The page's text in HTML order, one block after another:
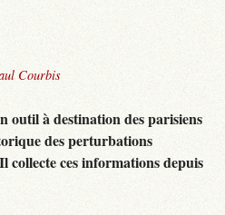
Courbis
outil à destination des parisiens
des perturbations
collecte ces informations depuis